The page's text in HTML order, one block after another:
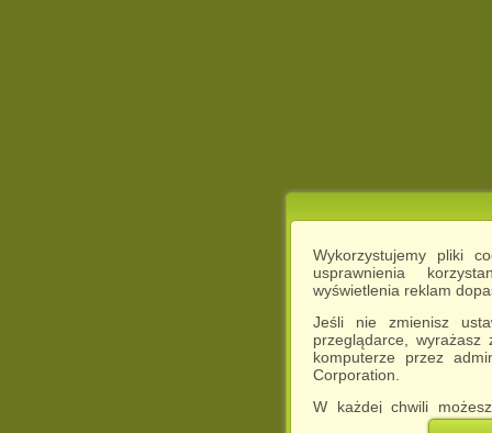
Wykorzystujemy pliki
usprawnienia
wyświetlenia reklam
Jeśli nie zmienisz
przeglądarce,
komputerze przez
Corporation.
W każdej chwili
cookies w swojej